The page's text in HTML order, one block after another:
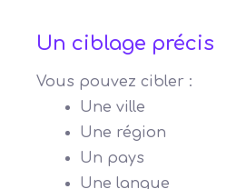
Un ciblage précis
Vous pouvez cibler :
Une ville
Une région
Un pays
Une langue